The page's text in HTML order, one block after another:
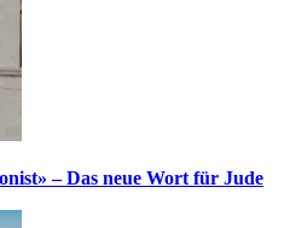
– Das neue Wort für Jude